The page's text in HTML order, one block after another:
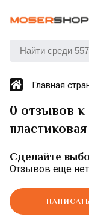
Главная
0 отзывов к
Сделайте
Отзывов еще